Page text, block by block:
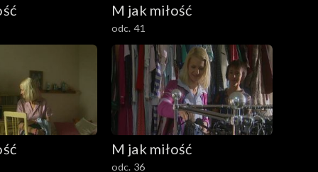
M jak miłość
odc. 41
M jak miłość
odc. 36